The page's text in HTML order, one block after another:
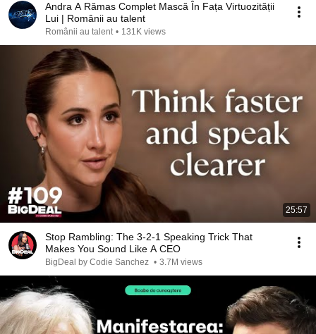
Andra A Rămas Complet Mască În Fața Virtuozității
Lui | Românii au talent
Românii au talent • 131K views
25:57
Stop Rambling: The 3-2-1 Speaking Trick That
Makes You Sound Like A CEO
BigDeal by Codie Sanchez • 3.7M views